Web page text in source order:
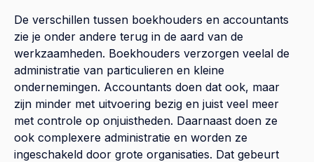
De verschillen tussen boekhouders en accountants
zie je onder andere terug in de aard van de
werkzaamheden. Boekhouders verzorgen veelal de
administratie van particulieren en kleine
ondernemingen. Accountants doen dat ook, maar
zijn minder met uitvoering bezig en juist veel meer
met controle op onjuistheden. Daarnaast doen ze
ook complexere administratie en worden ze
ingeschakeld door grote organisaties. Dat gebeurt